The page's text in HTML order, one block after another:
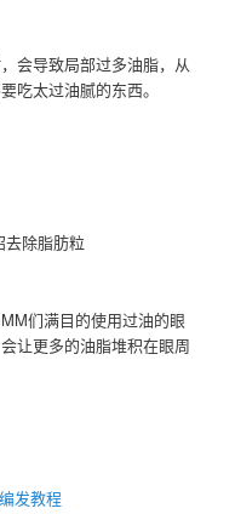
会导致局部过多油脂，从
吃太过油腻的东西。
除脂肪粒
们满目的使用过油的眼
让更多的油脂堆积在眼周
发教程